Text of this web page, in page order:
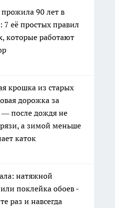
90 лет в
7 её простых правил
которые работают
крошка из старых
дорожка за
после дождя не
а зимой меньше
каток
натяжной
поклейка обоев -
раз и навсегда